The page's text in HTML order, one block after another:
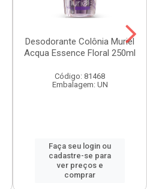
Desodorante Colônia Muriel
Acqua Essence Floral 250ml
Código: 81468
Embalagem: UN
Faça seu login ou
cadastre-se para
ver preços e
comprar